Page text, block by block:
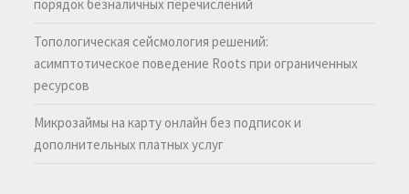
порядок безналичных перечислений
Топологическая сейсмология решений:
асимптотическое поведение Roots при ограниченных
ресурсов
Микрозаймы на карту онлайн без подписок и
дополнительных платных услуг